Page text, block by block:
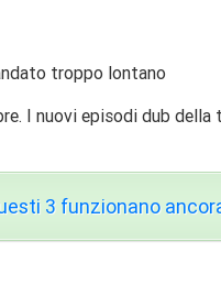
troppo lontano
I nuovi episodi dub della
3 funzionano